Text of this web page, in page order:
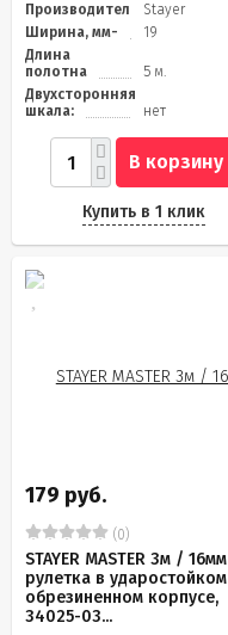
Производитель
Stayer
Ширина, мм-
19
Длина
полотна
5 м.
Двухсторонняя
шкала:
нет
В корзину
Купить в 1 клик
179 руб.
(0)
STAYER MASTER 3м / 16мм
рулетка в ударостойком
обрезиненном корпусе,
34025-03...